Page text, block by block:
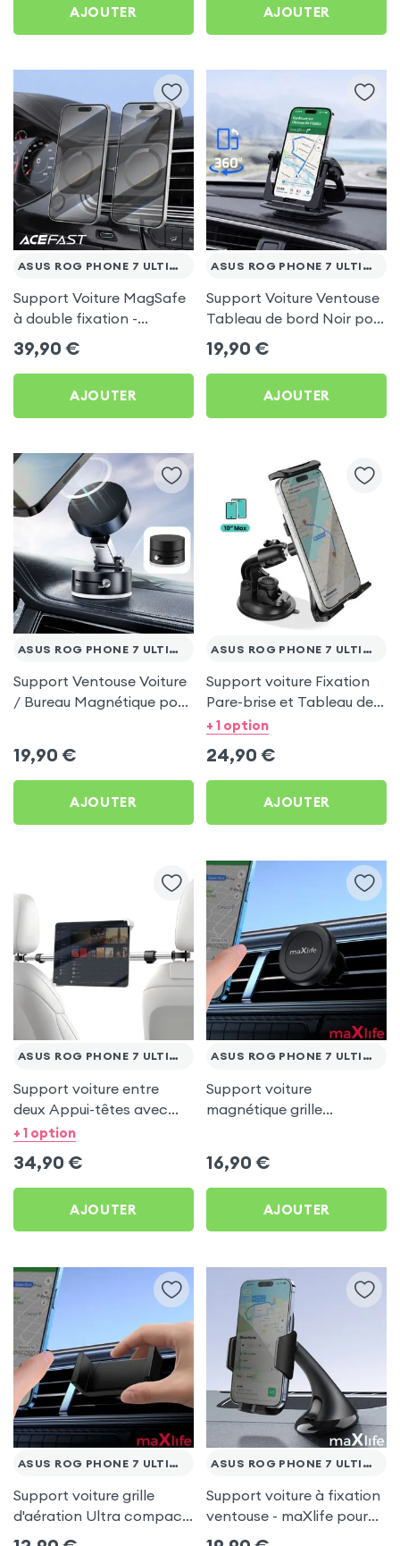
AJOUTER AJOUTER
ASUS ROG PHONE 7 ULTIMATE
Support Voiture MagSafe
à double fixation -
Acefast pour Asus Rog
Phone 7 Ultimate
39,90 €
AJOUTER
ASUS ROG PHONE 7 ULTIMATE
Support Voiture Ventouse
Tableau de bord Noir pour
Asus Rog Phone 7
Ultimate
19,90 €
AJOUTER
ASUS ROG PHONE 7 ULTIMATE
Support Ventouse Voiture
/ Bureau Magnétique pour
19,90 €
AJOUTER
ASUS ROG PHONE 7 ULTIMATE
Support voiture Fixation
Pare-brise et Tableau de
bord pour Asus Rog
+ 1 option
24,90 €
AJOUTER
ASUS ROG PHONE 7 ULTIMATE
Support voiture entre
deux Appui-têtes avec
Tête rotative à 360° pour
Ultimate
+ 1 option
34,90 €
AJOUTER
ASUS ROG PHONE 7 ULTIMATE
Support voiture
magnétique grille
Ultimate
16,90 €
AJOUTER
ASUS ROG PHONE 7 ULTIMATE
Support voiture grille
d'aération Ultra compact
pour Asus Rog Phone 7
ASUS ROG PHONE 7 ULTIMATE
Support voiture à fixation
ventouse - maXlife pour
Asus Rog Phone 7